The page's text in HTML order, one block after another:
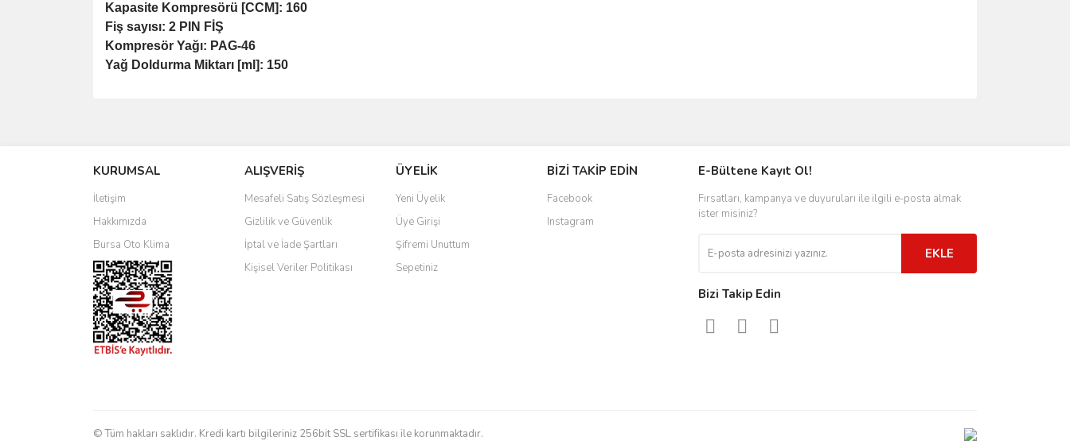
Kapasite Kompresörü [CCM]: 160
Fiş sayısı: 2 PIN FİŞ
Kompresör Yağı: PAG-46
Yağ Doldurma Miktarı [ml]: 150
Yorum Yaz
KURUMSAL
İletişim
Hakkımızda
Bursa Oto Klima
ALIŞVERİŞ
Mesafeli Satış Sözleşmesi
Gizlilik ve Güvenlik
İptal ve İade Şartları
Kişisel Veriler Politikası
ÜYELİK
Yeni Üyelik
Üye Girişi
Şifremi Unuttum
Sepetiniz
BİZİ TAKİP EDİN
Facebook
Instagram
E-Bültene Kayıt Ol!
Fırsatları, kampanya ve duyuruları ile ilgili e-posta almak
ister misiniz?
EKLE
Bizi Takip Edin
© Tüm hakları saklıdır. Kredi kartı bilgileriniz 256bit SSL sertifikası ile korunmaktadır.